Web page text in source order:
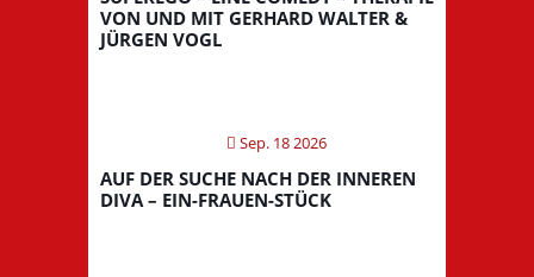
VON UND MIT GERHARD WALTER &
JÜRGEN VOGL
Sep. 18 2026
AUF DER SUCHE NACH DER INNEREN
DIVA – EIN-FRAUEN-STÜCK